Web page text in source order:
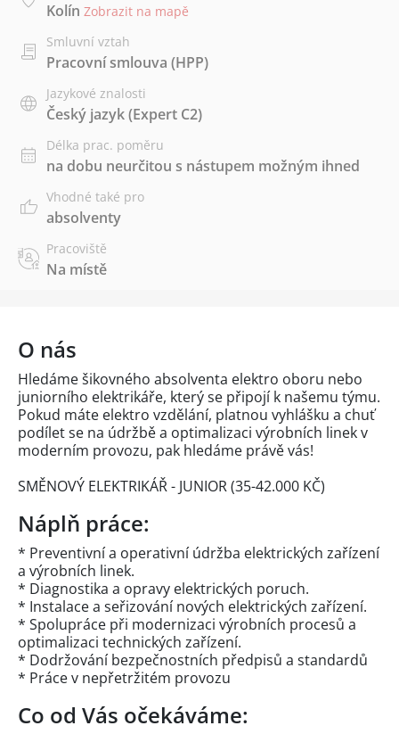
Kolín Zobrazit na mapě
Smluvní vztah
Pracovní smlouva (HPP)
Jazykové znalosti
Český jazyk(Expert C2)
Délka prac. poměru
na dobu neurčitou s nástupem možným ihned
Vhodné také pro
absolventy
Pracoviště
Na místě
O nás
Hledáme šikovného absolventa elektro oboru nebo
juniorního elektrikáře, který se připojí k našemu týmu.
Pokud máte elektro vzdělání, platnou vyhlášku a chuť
podílet se na údržbě a optimalizaci výrobních linek v
moderním provozu, pak hledáme právě vás!
SMĚNOVÝ ELEKTRIKÁŘ - JUNIOR (35-42.000 KČ)
Náplň práce:
* Preventivní a operativní údržba elektrických zařízení
a výrobních linek.
* Diagnostika a opravy elektrických poruch.
* Instalace a seřizování nových elektrických zařízení.
* Spolupráce při modernizaci výrobních procesů a
optimalizaci technických zařízení.
* Dodržování bezpečnostních předpisů a standardů
* Práce v nepřetržitém provozu
Co od Vás očekáváme: